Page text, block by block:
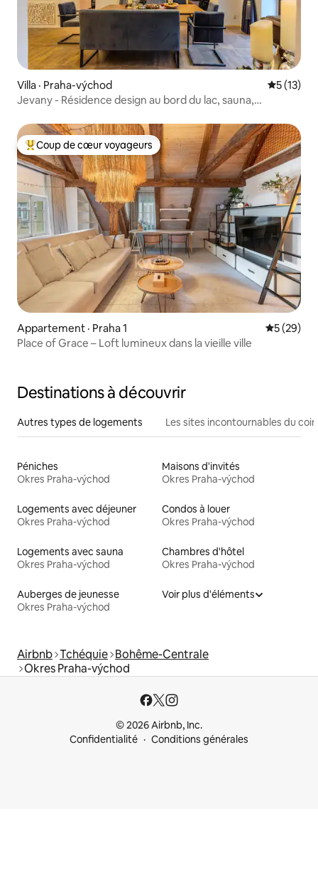
Villa · Praha-východ Note
5 (13)
Jevany - Résidence design au bord du lac, sauna,
Coup de cœur voyageurs parmi les plus aimés
Coup de cœur voyageurs
Appartement · Praha 1 Note
5 (29)
Place of Grace – Loft lumineux dans la vieille ville
Destinations à découvrir
Autres types de logements Les sites incontournables du coin
Péniches
Okres Praha-východ
Maisons d'invités
Okres Praha-východ
Logements avec déjeuner
Okres Praha-východ
Condos à louer
Okres Praha-východ
Logements avec sauna
Okres Praha-východ
Chambres d'hôtel
Okres Praha-východ
Auberges de jeunesse
Okres Praha-východ
Voir plus d'éléments
Airbnb Tchéquie Bohême-Centrale
Okres Praha-východ
© 2026 Airbnb, Inc.
Confidentialité
Conditions générales